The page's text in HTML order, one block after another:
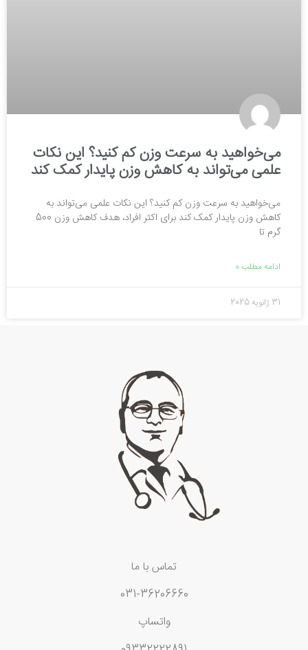
می‌خواهید به سرعت وزن کم کنید؟ این نکات
علمی می‌تواند به کاهش وزن پایدار کمک کند
می‌خواهید به سرعت وزن کم کنید؟ این نکات علمی می‌تواند به
کاهش وزن پایدار کمک کند برای اکثر افراد، هدف کاهش وزن 500
گرم تا
ادامه مطلب »
31 ژانویه 2025
تماس با ما
031-36206660
واتساپ